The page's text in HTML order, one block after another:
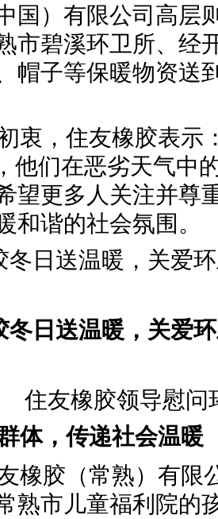
国）有限公司高层
市碧溪环卫所、经
帽子等保暖物资送
衷，住友橡胶表示
他们在恶劣天气中
望更多人关注并尊
和谐的社会氛围。
住友橡胶领导慰问
体，传递社会温暖
橡胶（常熟）有限
熟市儿童福利院的